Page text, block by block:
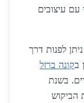
עם עיצובים
לפנות דרך
בקונה ברזל
בשנת
הביקוש